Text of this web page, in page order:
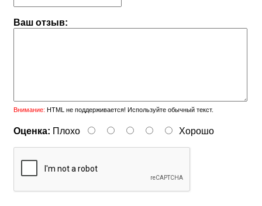
Ваш отзыв:
Внимание: HTML не поддерживается! Используйте обычный текст.
Оценка: Плохо Хорошо